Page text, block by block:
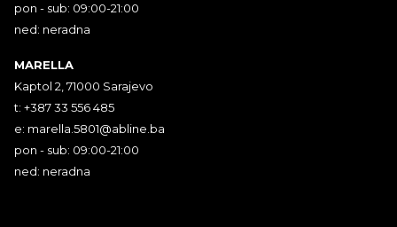
pon - sub: 09:00-21:00
ned: neradna
MARELLA
Kaptol 2, 71000 Sarajevo
t: +387 33 556 485
e: marella.5801@abline.ba
pon - sub: 09:00-21:00
ned: neradna